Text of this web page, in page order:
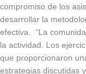
compromiso de los
desarrollar la
efectiva. “La
la actividad. Los
que proporcionaron
estrategias discutidas